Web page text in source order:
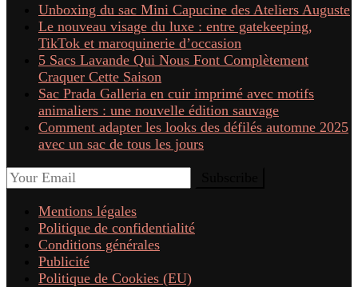
Unboxing du sac Mini Capucine des Ateliers Auguste
Le nouveau visage du luxe : entre gatekeeping,
TikTok et maroquinerie d’occasion
5 Sacs Lavande Qui Nous Font Complètement
Craquer Cette Saison
Sac Prada Galleria en cuir imprimé avec motifs
animaliers : une nouvelle édition sauvage
Comment adapter les looks des défilés automne 2025
avec un sac de tous les jours
Mentions légales
Politique de confidentialité
Conditions générales
Publicité
Politique de Cookies (EU)